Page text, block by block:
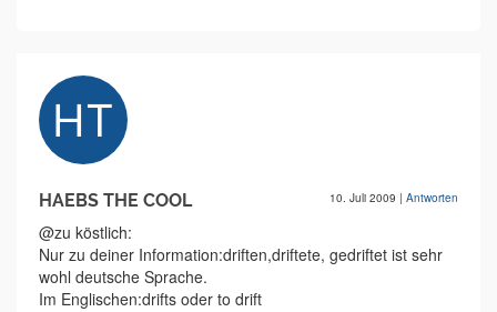
HAEBS THE COOL 10. Juli 2009 | Antworten
@zu köstlich:
Nur zu deiner Information:driften,driftete, gedriftet ist sehr
wohl deutsche Sprache.
Im Englischen:drifts oder to drift